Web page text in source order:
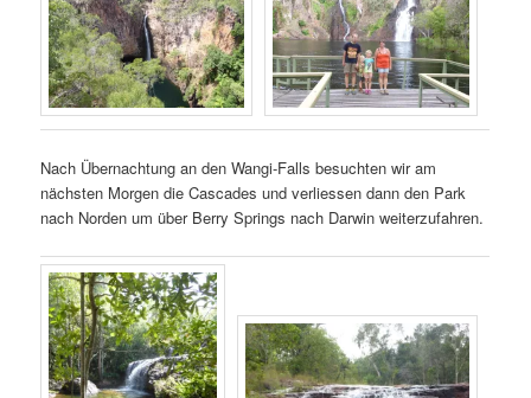
Nach Übernachtung an den Wangi-Falls besuchten wir am
nächsten Morgen die Cascades und verliessen dann den Park
nach Norden um über Berry Springs nach Darwin weiterzufahren.